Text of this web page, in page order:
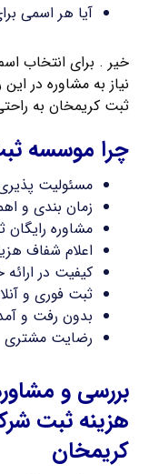
آیا هر اسمی
خیر . برای انتخاب
نیاز به مشاوره در
ثبت کریمخان به
چرا موسسه
مسئولیت
زمان بندی و
مشاوره
اعلام شفاف
کیفیت در
ثبت فوری و
بدون رفت و
رضایت مشتری
بررسی و
هزینه ثبت
کریمخان